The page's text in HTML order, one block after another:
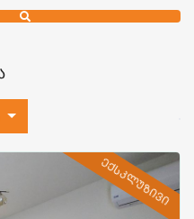
ᲔᲥᲡᲙᲚᲣᲖᲘᲕᲘ